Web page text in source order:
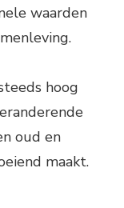
waarden
hoog
oud en
maakt.